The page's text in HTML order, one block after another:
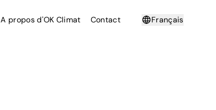
A propos d'OK Climat Contact
Français